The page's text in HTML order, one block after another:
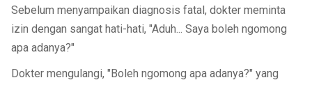
Sebelum menyampaikan diagnosis fatal, dokter meminta
izin dengan sangat hati-hati, "Aduh... Saya boleh ngomong
apa adanya?"
Dokter mengulangi, "Boleh ngomong apa adanya?" yang